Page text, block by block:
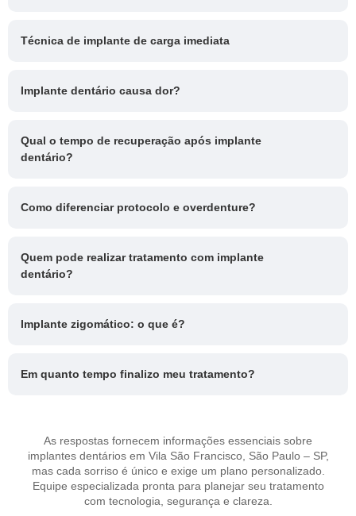
Técnica de implante de carga imediata
Implante dentário causa dor?
Qual o tempo de recuperação após implante
dentário?
Como diferenciar protocolo e overdenture?
Quem pode realizar tratamento com implante
dentário?
Implante zigomático: o que é?
Em quanto tempo finalizo meu tratamento?
As respostas fornecem informações essenciais sobre
implantes dentários em Vila São Francisco, São Paulo – SP,
mas cada sorriso é único e exige um plano personalizado.
Equipe especializada pronta para planejar seu tratamento
com tecnologia, segurança e clareza.